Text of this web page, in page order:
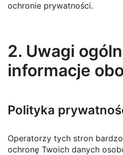
ochronie prywatności.
2. Uwagi
informacje
Polityka
Operatorzy tych stron
ochronę Twoich danych